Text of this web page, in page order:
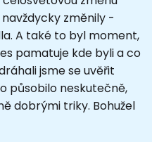
změnily -
A také to byl moment,
pamatuje kde byli a co
jsme se uvěřit
působilo neskutečně,
dobrými triky. Bohužel